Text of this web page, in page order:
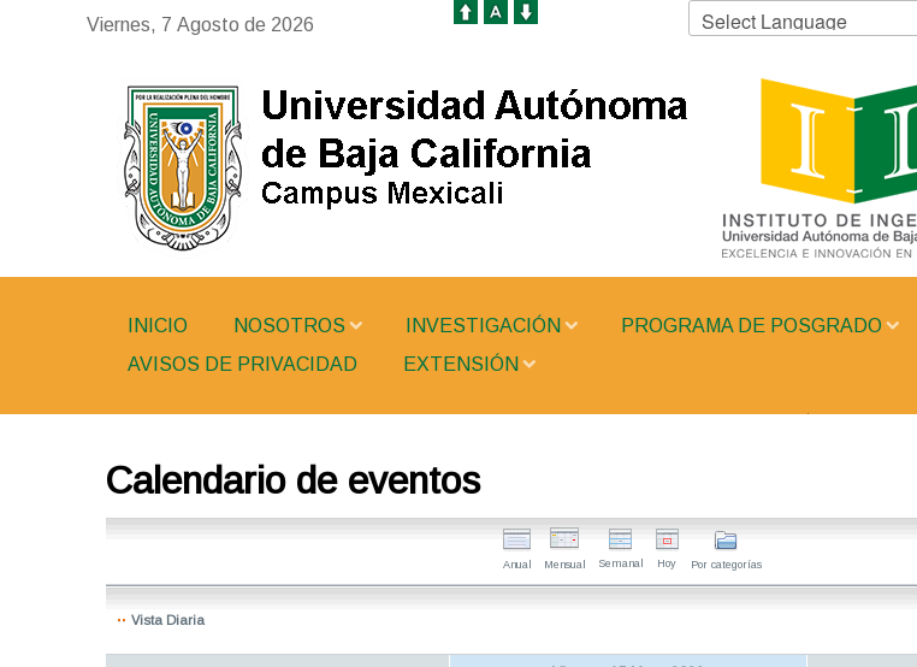
Viernes, 7 Agosto de 2026
INICIO NOSOTROS INVESTIGACIÓN PROGRAMA DE POSGRADO
AVISOS DE PRIVACIDAD
EXTENSIÓN
Calendario de eventos
Anual Mensual Semanal Hoy Por categorías
Vista Diaria